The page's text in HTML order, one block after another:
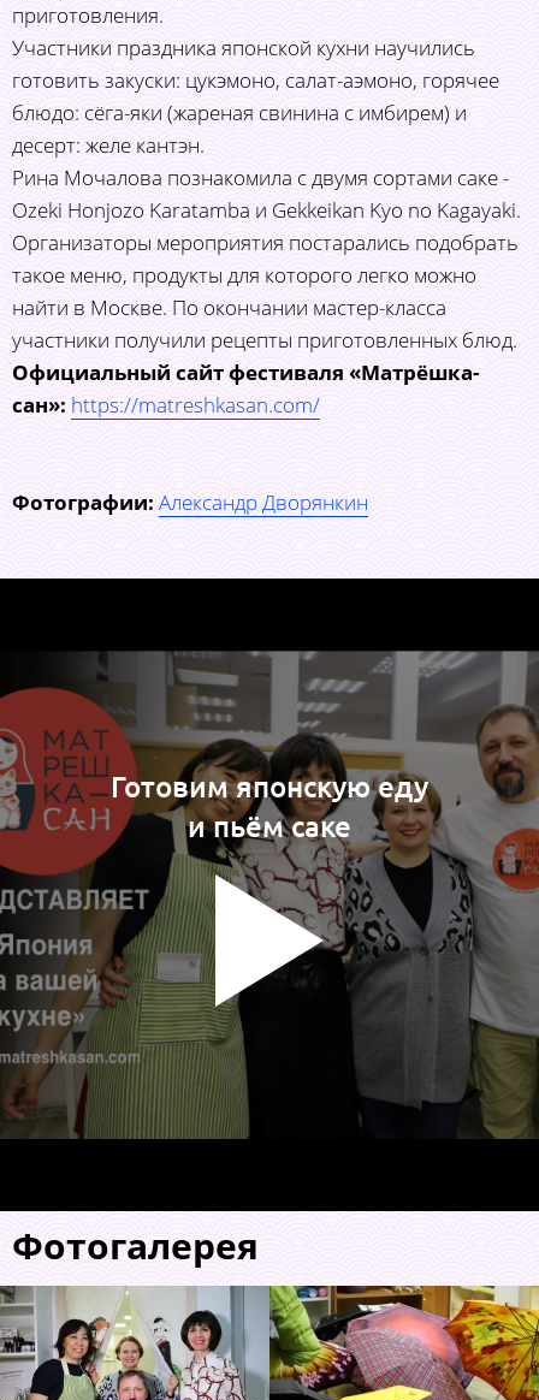
приготовления.
Участники праздника японской кухни научились
готовить закуски: цукэмоно, салат-аэмоно, горячее
блюдо: cёга-яки (жареная свинина с имбирем) и
десерт: желе кантэн.
Рина Мочалова познакомила с двумя сортами саке -
Ozeki Honjozo Karatamba и Gekkeikan Kyo no Kagayaki.
Организаторы мероприятия постарались подобрать
такое меню, продукты для которого легко можно
найти в Москве. По окончании мастер-класса
участники получили рецепты приготовленных блюд.
Официальный сайт фестиваля «Матрёшка-
сан»: https://matreshkasan.com/
Фотографии: Александр Дворянкин
Готовим японскую еду
и пьём саке
Фотогалерея